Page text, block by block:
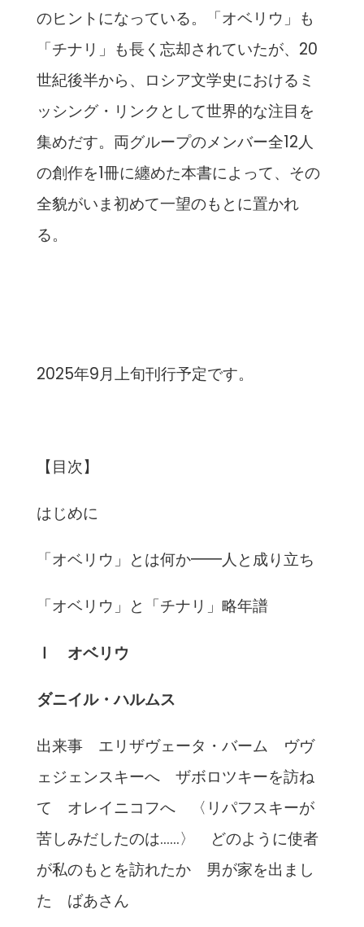
のヒントになっている。「オベリウ」も
「チナリ」も長く忘却されていたが、20
世紀後半から、ロシア文学史におけるミ
ッシング・ リンクとして世界的な注目を
集めだす。両グループのメンバー全12人
の創作を1冊に纏めた本書によって、 その
全貌がいま初めて一望のもとに置かれ
る。
2025年9月上旬刊行予定です。
【目次】
はじめに
「オベリウ」とは何か━━人と成り立ち
「オベリウ」と「チナリ」略年譜
Ⅰ オベリウ
ダニイル・ハルムス
出来事 エリザヴェータ・バーム ヴヴ
ェジェンスキーへ ザボロツキーを訪ね
て オレイニコフへ 〈リパフスキーが
苦しみだしたのは……〉 どのように使者
が私のもとを訪れたか 男が家を出まし
た ばあさん